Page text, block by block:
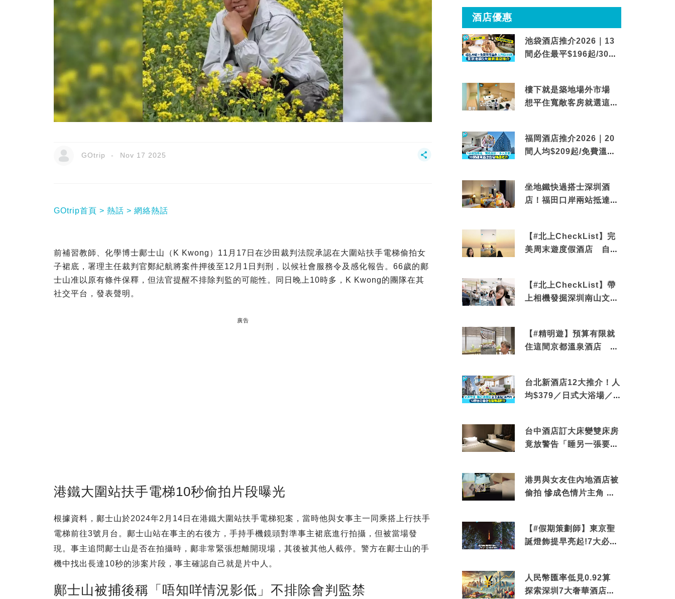
GOtrip Nov 17 2025
GOtrip首頁 熱話 網絡熱話
前補習教師、化學博士鄺士山（K Kwong）11月17日在沙田裁判法院承認在大圍站扶手電梯偷拍女
子裙底，署理主任裁判官鄭紀航將案件押後至12月1日判刑，以候社會服務令及感化報告。66歲的鄺
士山准以原有條件保釋，但法官提醒不排除判監的可能性。同日晚上10時多，K Kwong的團隊在其
社交平台，發表聲明。
廣告
港鐵大圍站扶手電梯10秒偷拍片段曝光
根據資料，鄺士山於2024年2月14日在港鐵大圍站扶手電梯犯案，當時他與女事主一同乘搭上行扶手
電梯前往3號月台。鄺士山站在事主的右後方，手持手機鏡頭對準事主裙底進行拍攝，但被當場發
現。事主追問鄺士山是否在拍攝時，鄺非常緊張想離開現場，其後被其他人截停。警方在鄺士山的手
機中找出長達10秒的涉案片段，事主確認自己就是片中人。
鄺士山被捕後稱「唔知咩情況影低」不排除會判監禁
酒店優惠
池袋酒店推介2026｜13
間必住最平$196起/30秒
樓下就是築地場外市場
想平住寬敞客房就選這間
福岡酒店推介2026｜20
間人均$209起/免費溫泉/
坐地鐵快過搭士深圳酒
店！福田口岸兩站抵達
【#北上CheckList】完
美周末遊度假酒店 自帶
【#北上CheckList】帶
上相機發掘深圳南山文藝
【#精明遊】預算有限就
住這間京都溫泉酒店 車
台北新酒店12大推介！人
均$379／日式大浴場／1
台中酒店訂大床變雙床房
竟放警告「睡另一張要加
港男與女友住內地酒店被
偷拍 慘成色情片主角 鏡
【#假期策劃師】東京聖
誕燈飾提早亮起!7大必去
人民幣匯率低見0.92算
探索深圳7大奢華酒店體